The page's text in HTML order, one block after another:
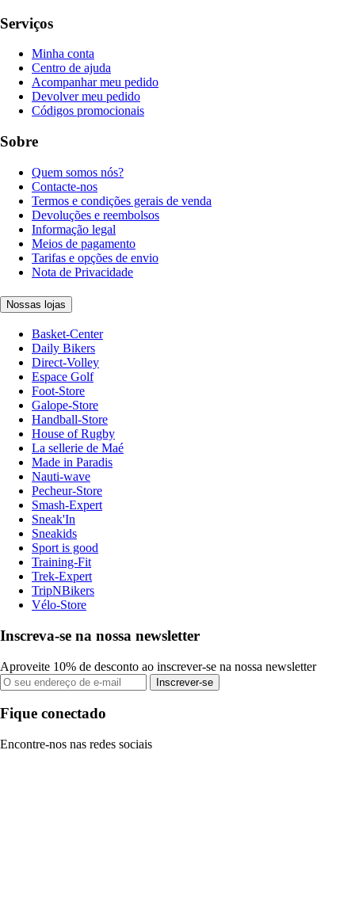
Serviços
Minha conta
Centro de ajuda
Acompanhar meu pedido
Devolver meu pedido
Códigos promocionais
Sobre
Quem somos nós?
Contacte-nos
Termos e condições gerais de venda
Devoluções e reembolsos
Informação legal
Meios de pagamento
Tarifas e opções de envio
Nota de Privacidade
Nossas lojas
Basket-Center
Daily Bikers
Direct-Volley
Espace Golf
Foot-Store
Galope-Store
Handball-Store
House of Rugby
La sellerie de Maé
Made in Paradis
Nauti-wave
Pecheur-Store
Smash-Expert
Sneak'In
Sneakids
Sport is good
Training-Fit
Trek-Expert
TripNBikers
Vélo-Store
Inscreva-se na nossa newsletter
Aproveite 10% de desconto ao inscrever-se na nossa newsletter
Inscrever-se
Fique conectado
Encontre-nos nas redes sociais